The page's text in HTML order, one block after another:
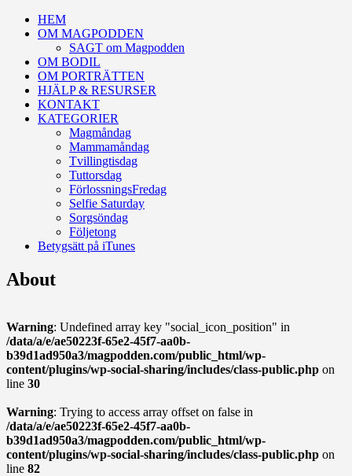
HEM
OM MAGPODDEN
SAGT om Magpodden
OM BODIL
OM PORTRÄTTEN
HJÄLP & RESURSER
KONTAKT
KATEGORIER
Magmåndag
Mammamåndag
Tvillingtisdag
Tuttorsdag
FörlossningsFredag
Selfie Saturday
Sorgsöndag
Följetong
Betygsätt på iTunes
About
Warning: Undefined array key "social_icon_position" in
/data/a/e/ae50223f-65e2-45f7-aa0b-
b39d1ad950a3/magpodden.com/public_html/wp-
content/plugins/wp-social-sharing/includes/class-public.php on
line 30
Warning: Trying to access array offset on false in
/data/a/e/ae50223f-65e2-45f7-aa0b-
b39d1ad950a3/magpodden.com/public_html/wp-
content/plugins/wp-social-sharing/includes/class-public.php on
line 82